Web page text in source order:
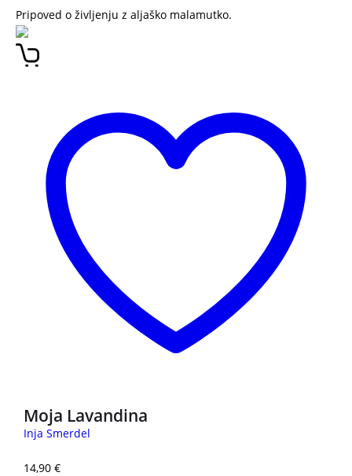
Pripoved o življenju z aljaško malamutko.
Moja Lavandina
Inja Smerdel
14,90 €